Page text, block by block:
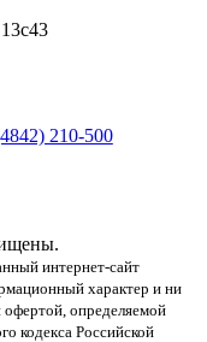
210-500
интернет-сайт
характер и ни
офертой, определяемой
кодекса Российской